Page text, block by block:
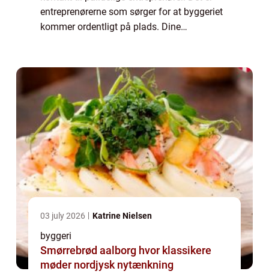
entreprenørerne som sørger for at byggeriet
kommer ordentligt på plads. Dine
03 july 2026 Katrine Nielsen
byggeri
Smørrebrød aalborg hvor klassikere
møder nordjysk nytænkning